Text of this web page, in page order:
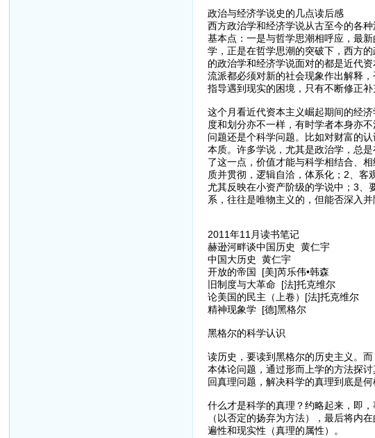
政治与经济学说史的几点读后感
西方政治学和经济学说从古至今的各
基本点：一是与哲学思潮相呼应，最
学，正是在哲学思潮的突破下，西方
的政治学和经济学说面对的都是近代
流派都必须对新的社会现象作出解释
指导遇到现实的困境，只有不断修正
这个月看近代资本主义崛起期间的经
度和划分亦不一样，有时学者本身亦
问题还是个科学问题。比如对财富的
本质。许多学说，尤其是政治学，总
了这一点，价值才能与科学相结合、
质并贯彻，逻辑自洽，体系化；2、
尤其反映在小资产阶级的学说中；3、
系，往往是唯物主义的，但能否深入
2011年11月读书笔记
赫逊河畔谈中国历史 黄仁宇
中国大历史 黄仁宇
开放的帝国 [美]芮乐伟•韩森
旧制度与大革命 [法]托克维尔
论美国的民主（上卷）[法]托克维尔
精神现象学 [德]黑格尔
黑格尔的科学认识
读历史，要读到黑格尔的历史主义。
本体论问题，通过形而上学的方法探
回真理问题，解决科学的真理到底是何
什么才是科学的真理？约略起来，即
（以否定的扬弃为方法），最后将内
遍性和现实性（真理的属性）。